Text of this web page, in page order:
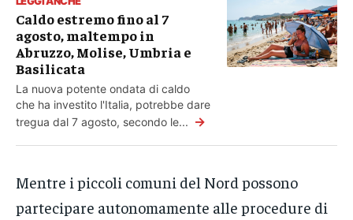
Caldo estremo fino al 7
agosto, maltempo in
Abruzzo, Molise, Umbria e
Basilicata
La nuova potente ondata di caldo
che ha investito l'Italia, potrebbe dare
tregua dal 7 agosto, secondo le... →
Mentre i piccoli comuni del Nord possono
partecipare autonomamente alle procedure di